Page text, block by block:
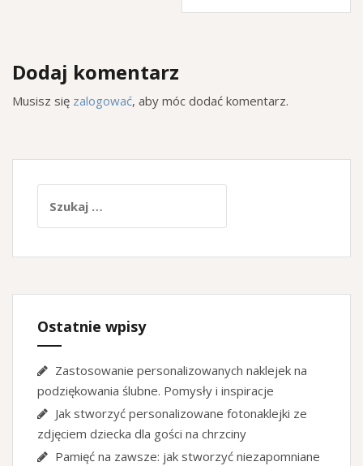
Dodaj komentarz
Musisz się zalogować, aby móc dodać komentarz.
Ostatnie wpisy
Zastosowanie personalizowanych naklejek na
podziękowania ślubne. Pomysły i inspiracje
Jak stworzyć personalizowane fotonaklejki ze
zdjęciem dziecka dla gości na chrzciny
Pamięć na zawsze: jak stworzyć niezapomniane